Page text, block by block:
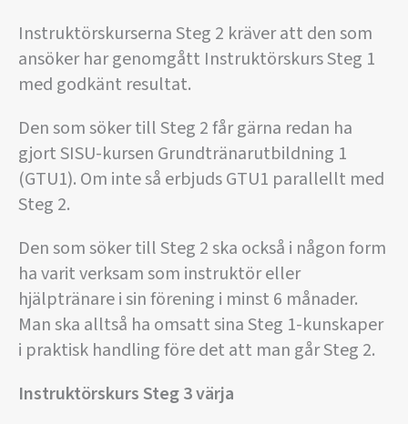
Instruktörskurserna Steg 2 kräver att den som
ansöker har genomgått Instruktörskurs Steg 1
med godkänt resultat.
Den som söker till Steg 2 får gärna redan ha
gjort SISU-kursen Grundtränarutbildning 1
(GTU1). Om inte så erbjuds GTU1 parallellt med
Steg 2.
Den som söker till Steg 2 ska också i någon form
ha varit verksam som instruktör eller
hjälptränare i sin förening i minst 6 månader.
Man ska alltså ha omsatt sina Steg 1-kunskaper
i praktisk handling före det att man går Steg 2.
Instruktörskurs Steg 3 värja